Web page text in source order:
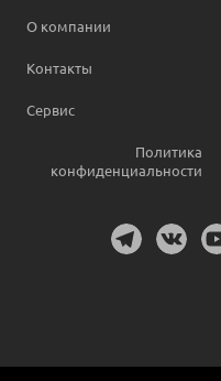
О компании
Контакты
Сервис
Политика
конфиденциальности